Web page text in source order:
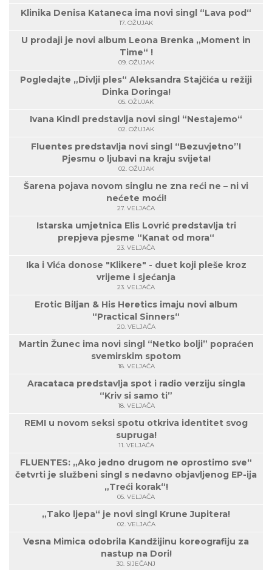
Klinika Denisa Kataneca ima novi singl “Lava pod“
17. OŽUJAK
U prodaji je novi album Leona Brenka „Moment in
Time“ !
09. OŽUJAK
Pogledajte „Divlji ples“ Aleksandra Stajčića u režiji
Dinka Doringa!
05. OŽUJAK
Ivana Kindl predstavlja novi singl “Nestajemo“
02. OŽUJAK
Fluentes predstavlja novi singl “Bezuvjetno”!
Pjesmu o ljubavi na kraju svijeta!
02. OŽUJAK
Šarena pojava novom singlu ne zna reći ne – ni vi
nećete moći!
27. VELJAČA
Istarska umjetnica Elis Lovrić predstavlja tri
prepjeva pjesme “Kanat od mora“
23. VELJAČA
Ika i Vića donose "Klikere" - duet koji pleše kroz
vrijeme i sjećanja
23. VELJAČA
Erotic Biljan & His Heretics imaju novi album
“Practical Sinners“
20. VELJAČA
Martin Žunec ima novi singl “Netko bolji” popraćen
svemirskim spotom
18. VELJAČA
Aracataca predstavlja spot i radio verziju singla
“Kriv si samo ti”
18. VELJAČA
REMI u novom seksi spotu otkriva identitet svog
supruga!
11. VELJAČA
FLUENTES: „Ako jedno drugom ne oprostimo sve“
četvrti je službeni singl s nedavno objavljenog EP-ija
„Treći korak“!
05. VELJAČA
„Tako ljepa“ je novi singl Krune Jupitera!
02. VELJAČA
Vesna Mimica odobrila Kandžijinu koreografiju za
nastup na Dori!
30. SIJEČANJ